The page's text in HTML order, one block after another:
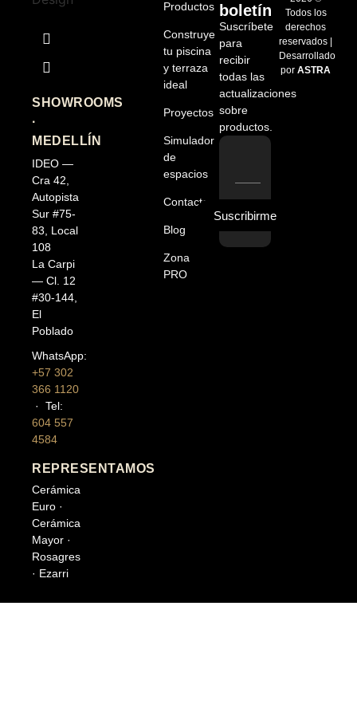
SHOWROOMS
·
MEDELLÍN
IDEO —
Cra 42,
Autopista
Sur #75-
83, Local
108
La Carpi
— Cl. 12
#30-144,
El
Poblado
WhatsApp:
+57 302
366 1120
· Tel:
604 557
4584
REPRESENTAMOS
Cerámica
Euro ·
Cerámica
Mayor ·
Rosagres
· Ezarri
Productos
Construye
tu piscina
y terraza
ideal
Proyectos
Simulador
de
espacios
Contacto
Blog
Zona
PRO
boletín
Suscríbete
para
recibir
todas las
actualizaciones
sobre
productos.
Suscribirme
Todos los
derechos
reservados |
Desarrollado
porASTRA